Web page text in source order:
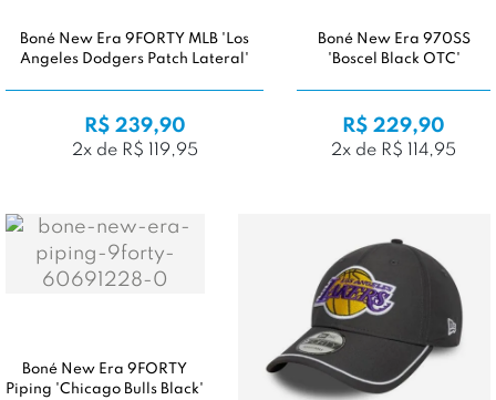
Boné New Era 9FORTY MLB 'Los
Angeles Dodgers Patch Lateral'
R$ 239,90
2x de R$ 119,95
Boné New Era 970SS
'Boscel Black OTC'
R$ 229,90
2x de R$ 114,95
Boné New Era 9FORTY
Piping 'Chicago Bulls Black'